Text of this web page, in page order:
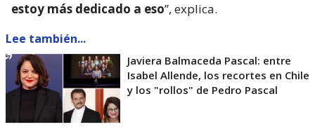
estoy más dedicado a eso”, explica.
Lee también...
Javiera Balmaceda Pascal: entre
Isabel Allende, los recortes en Chile
y los "rollos" de Pedro Pascal